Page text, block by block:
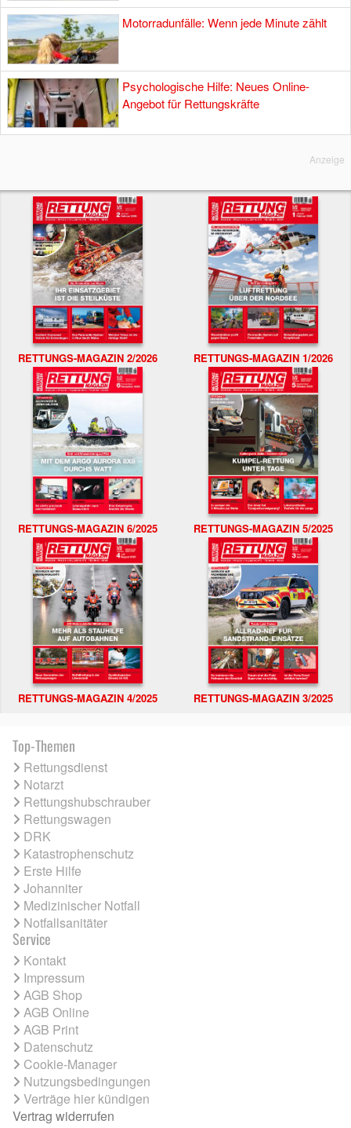
Motorradunfälle: Wenn jede Minute zählt
Psychologische Hilfe: Neues Online-
Angebot für Rettungskräfte
Anzeige
RETTUNGS-MAGAZIN 2/2026 RETTUNGS-MAGAZIN 1/2026
RETTUNGS-MAGAZIN 6/2025 RETTUNGS-MAGAZIN 5/2025
RETTUNGS-MAGAZIN 4/2025 RETTUNGS-MAGAZIN 3/2025
Top-Themen
Rettungsdienst
Notarzt
Rettungshubschrauber
Rettungswagen
DRK
Katastrophenschutz
Erste Hilfe
Johanniter
Medizinischer Notfall
Notfallsanitäter
Service
Kontakt
Impressum
AGB Shop
AGB Online
AGB Print
Datenschutz
Cookie-Manager
Nutzungsbedingungen
Verträge hier kündigen
Vertrag widerrufen